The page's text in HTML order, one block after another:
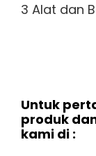
3 Alat dan
Untuk
produk
kami di :